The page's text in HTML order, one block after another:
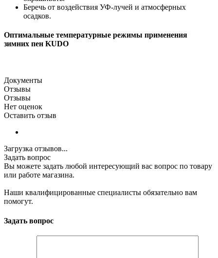
Беречь от воздействия УФ-лучей и атмосферных
осадков.
Оптимальные температурные режимы применения
зимних пен KUDO
Документы
Отзывы
Отзывы
Нет оценок
Оставить отзыв
Загрузка отзывов...
Задать вопрос
Вы можете задать любой интересующий вас вопрос по товару
или работе магазина.
Наши квалифицированные специалисты обязательно вам
помогут.
Задать вопрос